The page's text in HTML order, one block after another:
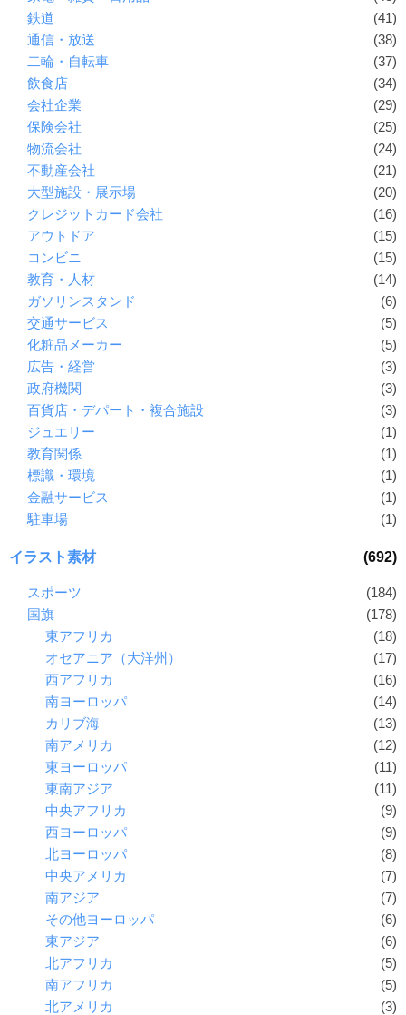
鉄道
(41)
通信・放送
(38)
二輪・自転車
(37)
飲食店
(34)
会社企業
(29)
保険会社
(25)
物流会社
(24)
不動産会社
(21)
大型施設・展示場
(20)
クレジットカード会社
(16)
アウトドア
(15)
コンビニ
(15)
教育・人材
(14)
ガソリンスタンド
(6)
交通サービス
(5)
化粧品メーカー
(5)
広告・経営
(3)
政府機関
(3)
百貨店・デパート・複合施設
(3)
ジュエリー
(1)
教育関係
(1)
標識・環境
(1)
金融サービス
(1)
駐車場
(1)
イラスト素材 (692)
スポーツ
(184)
国旗
(178)
東アフリカ
(18)
オセアニア（大洋州）
(17)
西アフリカ
(16)
南ヨーロッパ
(14)
カリブ海
(13)
南アメリカ
(12)
東ヨーロッパ
(11)
東南アジア
(11)
中央アフリカ
(9)
西ヨーロッパ
(9)
北ヨーロッパ
(8)
中央アメリカ
(7)
南アジア
(7)
その他ヨーロッパ
(6)
東アジア
(6)
北アフリカ
(5)
南アフリカ
(5)
北アメリカ
(3)